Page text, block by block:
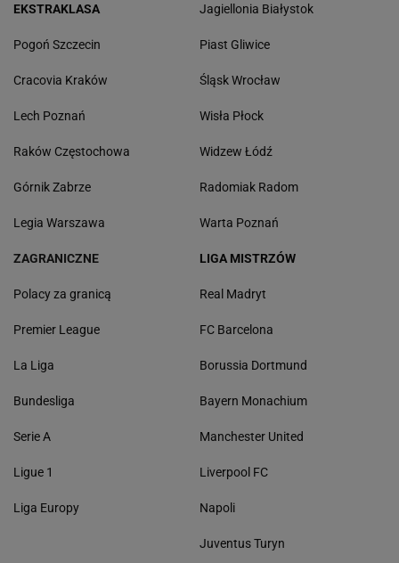
EKSTRAKLASA
Pogoń Szczecin
Cracovia Kraków
Lech Poznań
Raków Częstochowa
Górnik Zabrze
Legia Warszawa
Jagiellonia Białystok
Piast Gliwice
Śląsk Wrocław
Wisła Płock
Widzew Łódź
Radomiak Radom
Warta Poznań
ZAGRANICZNE
Polacy za granicą
Premier League
La Liga
Bundesliga
Serie A
Ligue 1
Liga Europy
LIGA MISTRZÓW
Real Madryt
FC Barcelona
Borussia Dortmund
Bayern Monachium
Manchester United
Liverpool FC
Napoli
Juventus Turyn